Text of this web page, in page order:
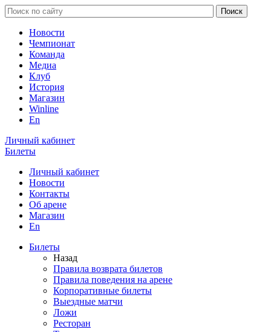
Новости
Чемпионат
Команда
Медиа
Клуб
История
Магазин
Winline
En
Личный кабинет
Билеты
Личный кабинет
Новости
Контакты
Об арене
Магазин
En
Билеты
Назад
Правила возврата билетов
Правила поведения на арене
Корпоративные билеты
Выездные матчи
Ложи
Ресторан